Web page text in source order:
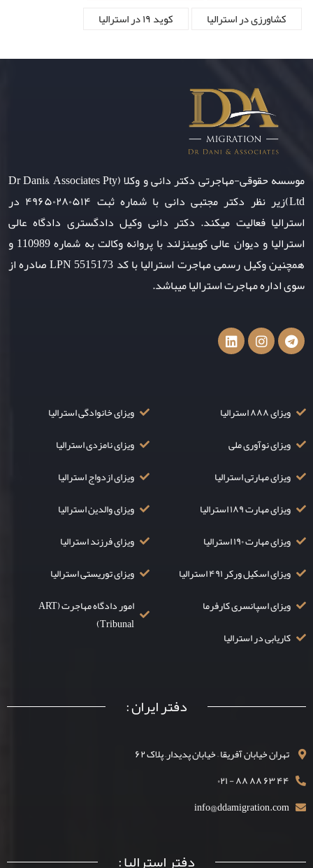
کشاورزی در استرالیا
کوید ۱۹ در استرالیا
موسسه حقوقی-مهاجرتی دکتر دانی و وکلا (Dr Dani& Associates Pty
Ltd)زیر نظر دکتر مجتبی دانی با شماره ثبت ۴۹۶۵۰۲۸۰۵۱۴ در
استرالیا فعالیت میکند. دکتر دانی وکیل دادگستری دادگاه عالی
استرالیا و دیوان عالی کویینزلند با پروانه وکالت به شماره 110989 و
همچنین وکیل رسمی مهاجرت استرالیا با کد LPN 5515173 صادره از
سوی اداره مهاجرت استرالیا میباشد.
ویزای ۸۸۸ استرالیا
ویزای نوآوری ملی
ویزای مهارتی استرالیا
ویزای مهارت ۱۸۹ استرالیا
ویزای مهارت ۱۹۰ استرالیا
ویزای اسکیل ورکر ۴۹۱ استرالیا
ویزای اسپانسری کارفرما
کاریابی در استرالیا
ویزای خانوادگی استرالیا
ویزای نامزدی استرالیا
ویزای ازدواج استرالیا
ویزای والدین استرالیا
ویزای فرزند استرالیا
ویزای توریستی استرالیا
امور دادگاه مهاجرت (ART
Tribunal)
دفتر ایران :
تهران خیابان آفریقا – خیابان پدیدار– پلاک ۶۲
۴۴ ۶۳ ۸۸ ۸۸ - ۰۲۱
info@ddamigration.com
دفتر استرالیا :